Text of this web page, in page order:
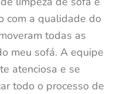
com a qualidade do
todas as
meu sofá. A equipe
atenciosa e se
todo o processo de